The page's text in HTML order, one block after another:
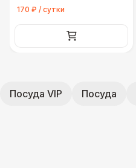
170 ₽ / сутки
Посуда VIP Посуда